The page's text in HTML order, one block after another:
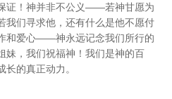
证！神并非不公义——若神甘愿为
我们寻求他，还有什么是他不愿付
和爱心——神永远记念我们所行的
妹，我们祝福神！我们是神的百
的真正动力。